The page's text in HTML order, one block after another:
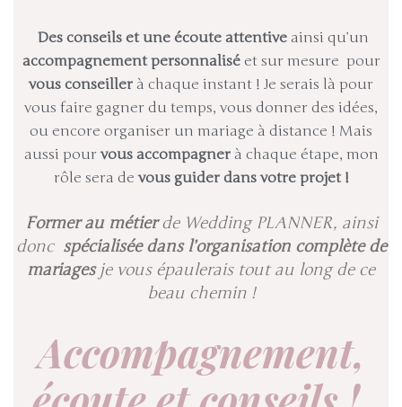
Des conseils et une écoute attentive ainsi qu’un
accompagnement personnaliséet sur mesure pour
vous conseiller à chaque instant ! Je serais là pour
vous faire gagner du temps, vous donner des idées,
ou encore organiser un mariage à distance ! Mais
aussi pourvous accompagnerà chaque étape, mon
rôle sera devous guider dans votre projet !
Former au métierde Wedding PLANNER, ainsi
donc spécialisée dans l’organisation complète de
mariagesje vous épaulerais tout au long de ce
beau chemin !
Accompagnement,